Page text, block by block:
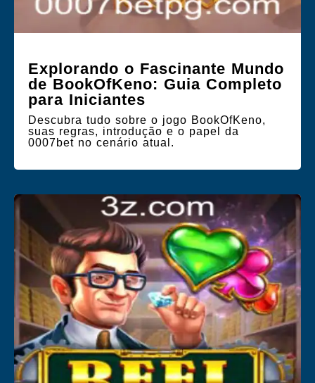
Explorando o Fascinante Mundo
de BookOfKeno: Guia Completo
para Iniciantes
Descubra tudo sobre o jogo BookOfKeno,
suas regras, introdução e o papel da
0007bet no cenário atual.